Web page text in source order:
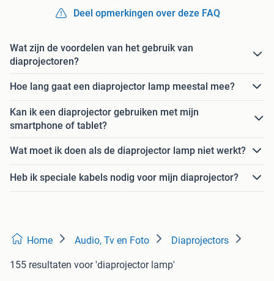
Deel opmerkingen over deze FAQ
Wat zijn de voordelen van het gebruik van
diaprojectoren?
Hoe lang gaat een diaprojector lamp meestal mee?
Kan ik een diaprojector gebruiken met mijn
smartphone of tablet?
Wat moet ik doen als de diaprojector lamp niet werkt?
Heb ik speciale kabels nodig voor mijn diaprojector?
Home Audio, Tv en Foto Diaprojectors
155 resultaten voor 'diaprojector lamp'